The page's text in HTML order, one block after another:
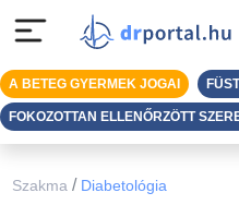
Szakma / Diabetológia
A BETEG GYERMEK JOGAI
FOKOZOTTAN ELLENŐRZÖTT